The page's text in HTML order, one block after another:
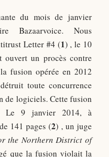
du mois de janvier
Bazaarvoice. Nous
Letter #4 (1) , le 10
un procès contre
fusion opérée en 2012
toute concurrence
de logiciels. Cette fusion
Le 9 janvier 2014, à
141 pages (2) , un juge
the Northern District of
que la fusion violait la